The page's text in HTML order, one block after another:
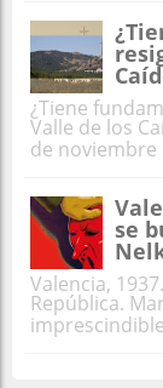
¿Tiene
Valle de los
de noviembre
se
Valencia,
República.